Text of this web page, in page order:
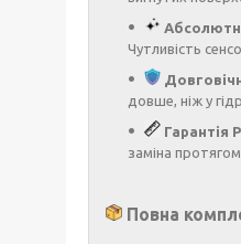
Чутливість
довше, ніж у
Гарантія
заміна протягом
Повна